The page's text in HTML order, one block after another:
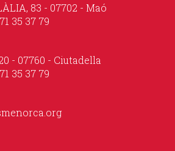
83 - 07702 - Maó
35 37 79
- 07760 - Ciutadella
35 37 79